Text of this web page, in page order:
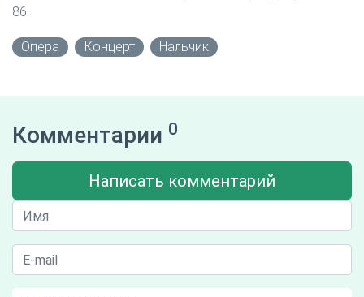
86.
Опера Концерт Нальчик
Комментарии 0
Написать комментарий